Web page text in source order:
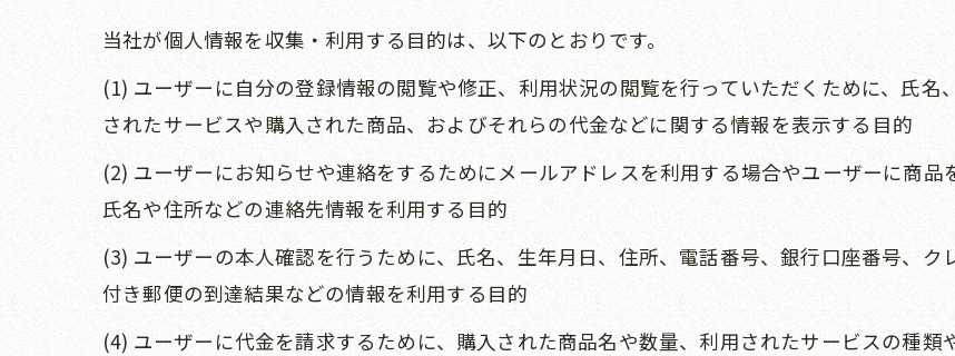
当社が個人情報を収集・利用する目的は、以下のとおりです。
(1) ユーザーに自分の登録情報の閲覧や修正、利用状況の閲覧を行っていただくために、氏
されたサービスや購入された商品、およびそれらの代金などに関する情報を表示する目的
(2) ユーザーにお知らせや連絡をするためにメールアドレスを利用する場合やユーザーに商品
氏名や住所などの連絡先情報を利用する目的
(3) ユーザーの本人確認を行うために、氏名、生年月日、住所、電話番号、銀行口座番号、
付き郵便の到達結果などの情報を利用する目的
(4) ユーザーに代金を請求するために、購入された商品名や数量、利用されたサービスの種